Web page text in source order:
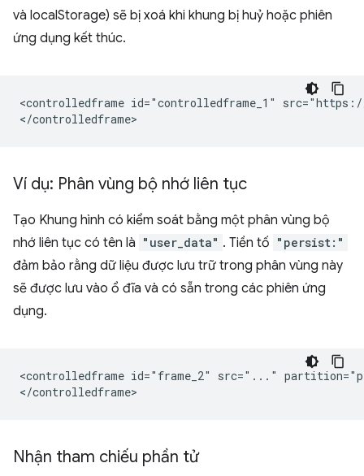
và localStorage) sẽ bị xoá khi khung bị huỷ hoặc phiên
ứng dụng kết thúc.
<controlledframe id="controlledframe_1" src="https://
Ví dụ: Phân vùng bộ nhớ liên tục
Tạo Khung hình có kiểm soát bằng một phân vùng bộ
nhớ liên tục có tên là "user_data" . Tiền tố "persist:"
đảm bảo rằng dữ liệu được lưu trữ trong phân vùng này
sẽ được lưu vào ổ đĩa và có sẵn trong các phiên ứng
dụng.
<controlledframe id="frame_2" src="..."
Nhận tham chiếu phần tử